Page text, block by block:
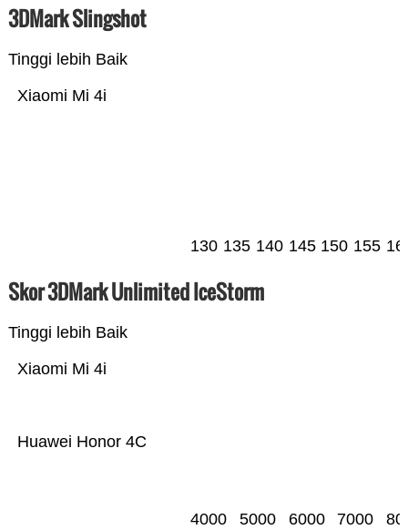
3DMark Slingshot
Tinggi lebih Baik
Xiaomi Mi 4i
130 135 140 145 150 155
Skor 3DMark Unlimited IceStorm
Tinggi lebih Baik
Huawei Honor 4C
Xiaomi Mi 4i
4000 5000 6000 7000